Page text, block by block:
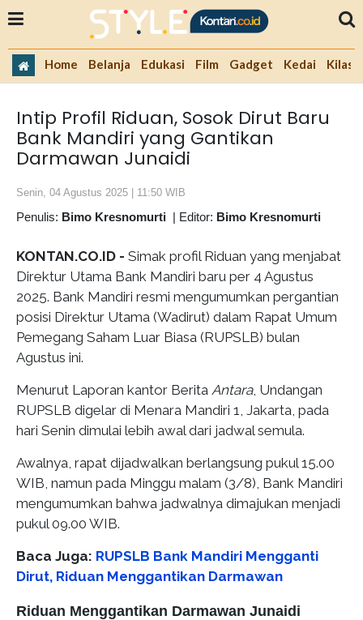
Home Belanja Edukasi Film Gadget Kedai Kilas
Intip Profil Riduan, Sosok Dirut Baru
Bank Mandiri yang Gantikan
Darmawan Junaidi
Senin, 04 Agustus 2025 | 11:50 WIB
Penulis: Bimo Kresnomurti | Editor: Bimo Kresnomurti
KONTAN.CO.ID - Simak profil Riduan yang menjabat
Direktur Utama Bank Mandiri baru per 4 Agustus
2025. Bank Mandiri resmi mengumumkan pergantian
posisi Direktur Utama (Wadirut) dalam Rapat Umum
Pemegang Saham Luar Biasa (RUPSLB) bulan
Agustus ini.
Menurut Laporan kantor Berita Antara, Undangan
RUPSLB digelar di Menara Mandiri 1, Jakarta, pada
hari Senin dimulai lebih awal dari jadwal semula.
Awalnya, rapat dijadwalkan berlangsung pukul 15.00
WIB, namun pada Minggu malam (3/8), Bank Mandiri
mengumumkan bahwa jadwalnya dimajukan menjadi
pukul 09.00 WIB.
Baca Juga: RUPSLB Bank Mandiri Mengganti
Dirut, Riduan Menggantikan Darmawan
Riduan Menggantikan Darmawan Junaidi